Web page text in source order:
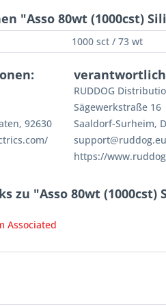
"Asso 80wt (1000cst)
1000 sct / 73 wt
92630
RUDDOG
Sägewerkstraße 16
Saaldorf-Surheim,
support@ruddog.eu
https://
zu "Asso 80wt
Associated